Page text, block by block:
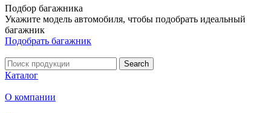
Подбор багажника
Укажите модель автомобиля, чтобы подобрать идеальный
багажник
Подобрать багажник
Каталог
О компании